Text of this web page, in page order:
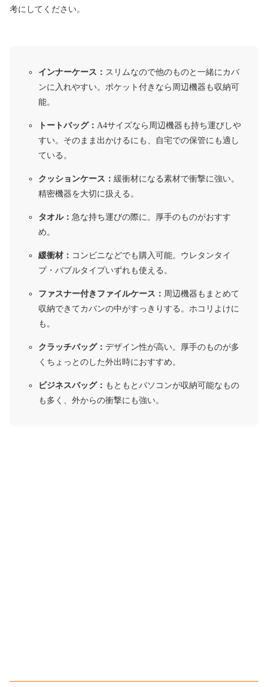
考にしてください。
インナーケース： スリムなので他のものと一緒にカバ
ンに入れやすい。ポケット付きなら周辺機器も収納可
能。
トートバッグ： A4サイズなら周辺機器も持ち運びしや
すい。そのまま出かけるにも、自宅での保管にも適し
ている。
クッションケース： 緩衝材になる素材で衝撃に強い。
精密機器を大切に扱える。
タオル： 急な持ち運びの際に。厚手のものがおすす
め。
緩衝材： コンビニなどでも購入可能。ウレタンタイ
プ・バブルタイプいずれも使える。
ファスナー付きファイルケース： 周辺機器もまとめて
収納できてカバンの中がすっきりする。ホコリよけに
も。
クラッチバッグ： デザイン性が高い。厚手のものが多
くちょっとのした外出時におすすめ。
ビジネスバッグ： もともとパソコンが収納可能なもの
も多く、外からの衝撃にも強い。